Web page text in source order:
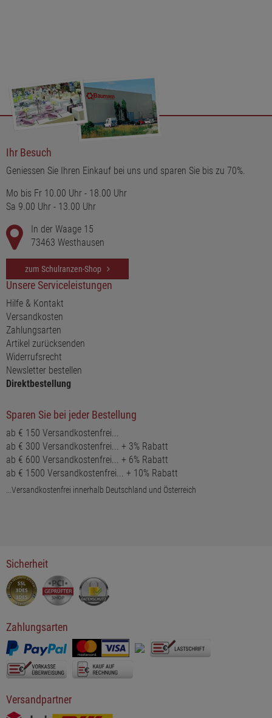
Ihr Besuch
Geniessen Sie Ihren Einkauf bei uns und sparen Sie bis zu 70%.
Mo bis Fr 10.00 Uhr - 18.00 Uhr
Sa 9.00 Uhr - 13.00 Uhr
In der Waage 15
73463 Westhausen
zum Schulranzen-Shop
Unsere Serviceleistungen
Hilfe & Kontakt
Versandkosten
Zahlungsarten
Artikel zurücksenden
Widerrufsrecht
Newsletter bestellen
Direktbestellung
Sparen Sie bei jeder Bestellung
ab € 150 Versandkostenfrei...
ab € 300 Versandkostenfrei... + 3% Rabatt
ab € 600 Versandkostenfrei... + 6% Rabatt
ab € 1500 Versandkostenfrei... + 10% Rabatt
...Versandkostenfrei innerhalb Deutschland und Österreich
Sicherheit
Zahlungsarten
Versandpartner